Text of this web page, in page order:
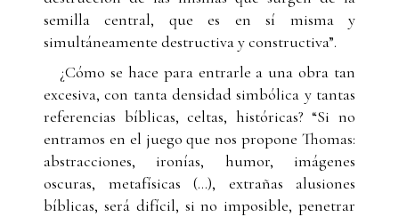
semilla central, que es en sí misma y
simultáneamente destructiva y constructiva”.
¿Cómo se hace para entrarle a una obra tan
excesiva, con tanta densidad simbólica y tantas
referencias bíblicas, celtas, históricas? “Si no
entramos en el juego que nos propone Thomas:
abstracciones, ironías, humor, imágenes
oscuras, metafísicas (...), extrañas alusiones
bíblicas, será difícil, si no imposible, penetrar